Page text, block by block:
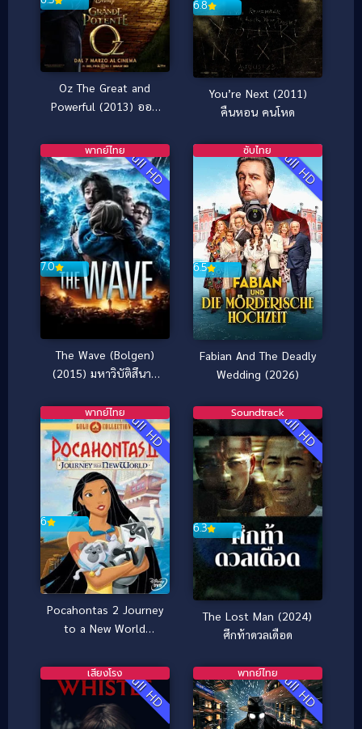
Oz The Great and
Powerful (2013) ออซ
6.8
You’re Next (2011)
คืนหอน คนโหด
Full HD
7.0
พากย์ไทย
The Wave (Bolgen)
(2015) มหาวิบัติสึนามิ
Full HD
6.5
ซับไทย
Fabian And The Deadly
Wedding (2026)
Full HD
6
พากย์ไทย
Pocahontas 2 Journey
to a New World
ภาค 2
Full HD
6.3
Soundtrack
The Lost Man (2024)
ศึกท้าดวลเดือด
Full HD
เสียงโรง Full HD
พากย์ไทย